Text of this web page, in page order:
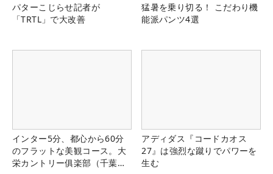
パターこじらせ記者が
「TRTL」で大改善
猛暑を乗り切る！ こだわり機
能派パンツ4選
インター5分、都心から60分
のフラットな美観コース。大
栄カントリー俱楽部（千葉
アディダス『コードカオス
27』は強烈な蹴りでパワーを
生む